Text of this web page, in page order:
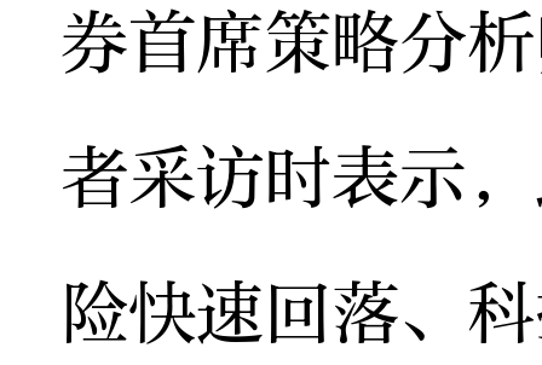
券首席策略分
者采访时表示
险快速回落、